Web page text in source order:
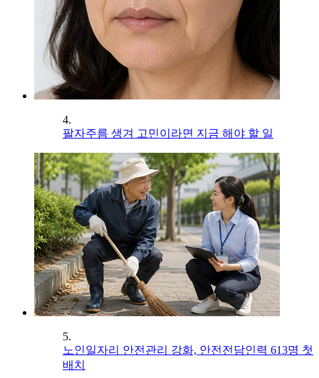
4.
팔자주름 생겨 고민이라면 지금 해야 할 일
5.
노인일자리 안전관리 강화, 안전전담인력 613명 첫
배치